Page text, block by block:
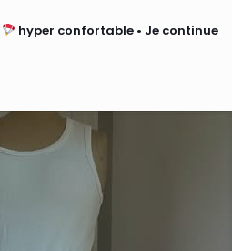
hyper confortable • Je continue